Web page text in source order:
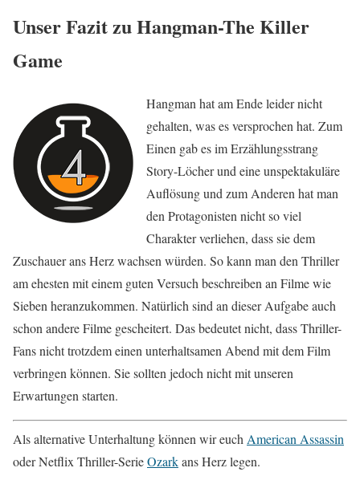
Unser Fazit zu Hangman-The Killer
Game
Hangman hat am Ende leider nicht
gehalten, was es versprochen hat. Zum
Einen gab es im Erzählungsstrang
Story-Löcher und eine unspektakuläre
Auflösung und zum Anderen hat man
den Protagonisten nicht so viel
Charakter verliehen, dass sie dem
Zuschauer ans Herz wachsen würden. So kann man den Thriller
am ehesten mit einem guten Versuch beschreiben an Filme wie
Sieben heranzukommen. Natürlich sind an dieser Aufgabe auch
schon andere Filme gescheitert. Das bedeutet nicht, dass Thriller-
Fans nicht trotzdem einen unterhaltsamen Abend mit dem Film
verbringen können. Sie sollten jedoch nicht mit unseren
Erwartungen starten.
Als alternative Unterhaltung können wir euchAmerican Assassin
oder Netflix Thriller-SerieOzarkans Herz legen.